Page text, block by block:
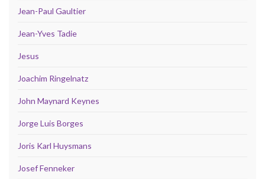
Jean-Paul Gaultier
Jean-Yves Tadie
Jesus
Joachim Ringelnatz
John Maynard Keynes
Jorge Luis Borges
Joris Karl Huysmans
Josef Fenneker